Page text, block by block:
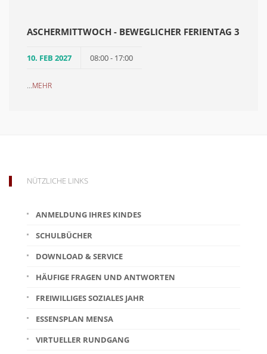
ASCHERMITTWOCH - BEWEGLICHER FERIENTAG 3
10. FEB 2027 08:00 - 17:00
...MEHR
NÜTZLICHE LINKS
ANMELDUNG IHRES KINDES
SCHULBÜCHER
DOWNLOAD & SERVICE
HÄUFIGE FRAGEN UND ANTWORTEN
FREIWILLIGES SOZIALES JAHR
ESSENSPLAN MENSA
VIRTUELLER RUNDGANG